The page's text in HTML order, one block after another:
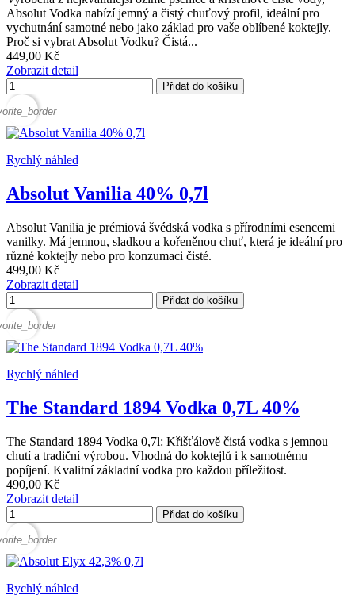
Absolut Vodka nabízí jemný a čistý chuťový profil, ideální pro
vychutnání samotné nebo jako základ pro vaše oblíbené koktejly.
Proč si vybrat Absolut Vodku? Čistá...
449,00 Kč
Zobrazit detail
Přidat do košíku
Rychlý náhled
Absolut Vanilia 40% 0,7l
Absolut Vanilia je prémiová švédská vodka s přírodními esencemi
vanilky. Má jemnou, sladkou a kořeněnou chuť, která je ideální pro
různé koktejly nebo pro konzumaci čisté.
499,00 Kč
Zobrazit detail
Přidat do košíku
Rychlý náhled
The Standard 1894 Vodka 0,7L 40%
The Standard 1894 Vodka 0,7l: Křišťálově čistá vodka s jemnou
chutí a tradiční výrobou. Vhodná do koktejlů i k samotnému
popíjení. Kvalitní základní vodka pro každou příležitost.
490,00 Kč
Zobrazit detail
Přidat do košíku
Rychlý náhled